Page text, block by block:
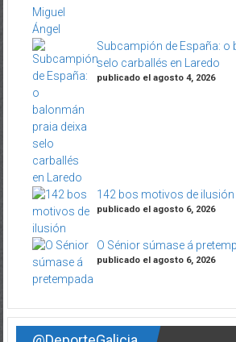
Subcampión de España: o
selo carballés en Laredo
publicado el agosto 4, 2026
142 bos motivos de ilusión
publicado el agosto 6, 2026
O Sénior súmase á
publicado el agosto 6, 2026